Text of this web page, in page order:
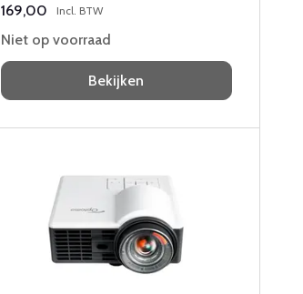
169,00 Incl. BTW
Niet op voorraad
Bekijken